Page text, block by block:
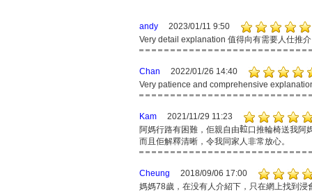
andy
2023/01/11 9:50
Very detail explanation 值得向有需要人仕推介
Chan
2022/01/26 14:40
Very patience and comprehensive
Kam
2021/11/29 11:23
阿媽行路有困難，佢親自由𨋢口推輪椅送我
而且佢解釋清晰，令我同家人非常放心。
Cheung
2018/09/06 17:00
媽媽78歲，在没有人介紹下，只在網上找到